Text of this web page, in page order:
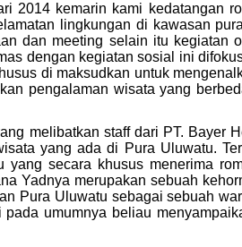
2014 kemarin kami kedatangan
lingkungan di kawasan
dan meeting selain itu
dengan kegiatan sosial ini
di maksudkan untuk
pengalaman wisata yang
melibatkan staff dari PT. Bayer
yang ada di Pura Uluwatu.
yang secara khusus menerima
Yadnya merupakan sebuah
Pura Uluwatu sebagai sebuah
pada umumnya beliau